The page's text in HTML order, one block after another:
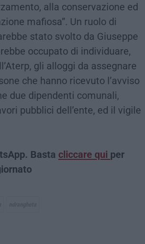
alla conservazione ed
mafiosa”. Un ruolo di
stato svolto da Giuseppe
occupato di individuare,
gli alloggi da assegnare
che hanno ricevuto l’avviso
due dipendenti comunali,
pubblici dell’ente, ed il vigile
Basta cliccare qui per